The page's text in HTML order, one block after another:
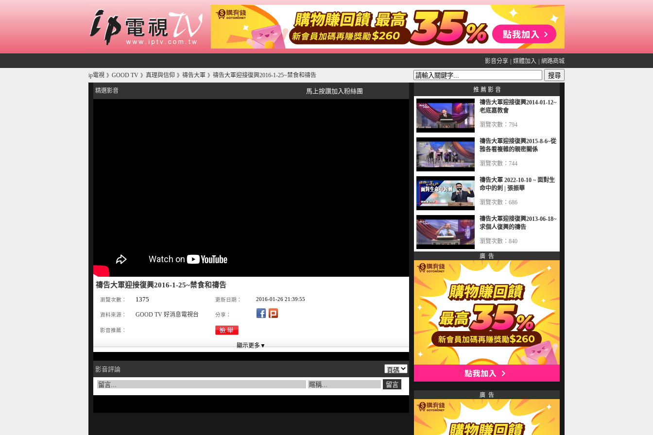
影音分享 媒體加入 網路商城
ip電視 》 GOOD TV 》 真理與信仰 》 禱告大軍 》 禱告大軍迎接復興2016-1-25~禁食和禱告
精選影音 馬上按讚加入粉絲團
禱告大軍迎接復興2016-1-25~禁食和禱告
瀏覽次數： 1375 更新日期： 2016-01-26 21:39:55
資料來源： GOOD TV 好消息電視台 分享：
影音推薦：
影音評論
推 薦 影 音
禱告大軍迎接復興2014-01-12~
老底嘉教會
瀏覽次數：794
禱告大軍迎接復興2015-8-6~從
雅各看複雜的親密關係
瀏覽次數：744
禱告大軍 2022-10-10 ~ 面對生
命中的刺 | 張振華
瀏覽次數：686
禱告大軍迎接復興2013-06-18~
求個人復興的禱告
瀏覽次數：840
廣 告
廣 告